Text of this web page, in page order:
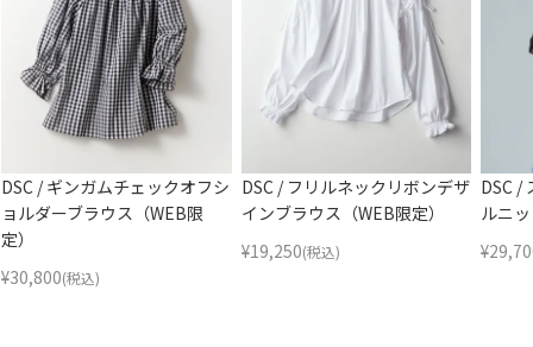
DSC / ギンガムチェックオフシ
ョルダーブラウス（WEB限
定）
¥30,800(税込)
DSC / フリルネックリボンデザ
インブラウス（WEB限定）
¥19,250(税込)
DSC /
ルニ
¥